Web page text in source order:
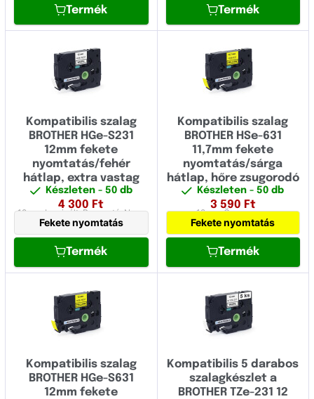
Termék Termék
Kompatibilis szalag
BROTHER HGe-S231
12mm fekete
nyomtatás/fehér
hátlap, extra vastag
Készleten - 50 db
4 300 Ft
12 mmLaminált,Ragasztó,Nagy
sebességű
Fekete nyomtatás
Termék
Kompatibilis szalag
BROTHER HSe-631
11,7mm fekete
nyomtatás/sárga
hátlap, hőre zsugorodó
Készleten- 50 db
3 590 Ft
12 mmÖsszemegy
Fekete nyomtatás
Termék
Kompatibilis szalag
BROTHER HGe-S631
12mm fekete
Kompatibilis 5 darabos
szalagkészlet a
BROTHER TZe-231 12